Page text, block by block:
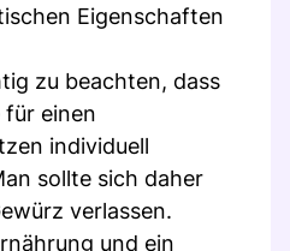
Eigenschaften
zu beachten, dass
einen
individuell
sollte sich daher
verlassen.
und ein